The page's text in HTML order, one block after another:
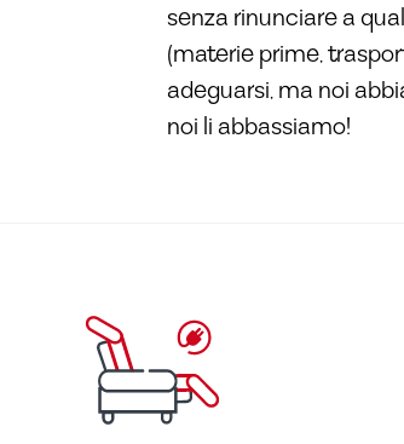
senza rinunciare a
(materie prime,
adeguarsi, ma noi
noi li abbassiamo!